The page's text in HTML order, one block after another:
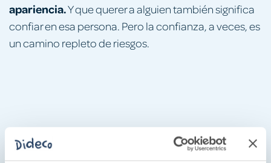
apariencia.Y que querer a alguien también significa
confiar en esa persona. Pero la confianza, a veces, es
un camino repleto de riesgos.